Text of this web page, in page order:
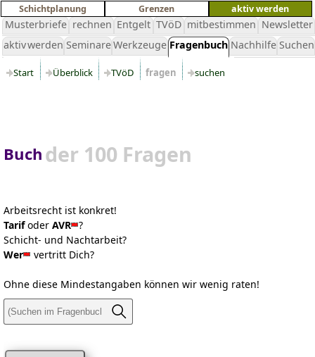
Schichtplanung Grenzen aktiv werden
Musterbriefe rechnen Entgelt TVöD mitbestimmen Newsletter
aktiv werden SeminareWerkzeuge Fragenbuch Nachhilfe Suchen
Start Überblick TVöD fragen suchen
Buchder 100 Fragen
Arbeitsrecht ist konkret!
Tarifoder AVR ?
Schicht- und Nachtarbeit?
Wer
vertritt Dich?
Ohne diese Mindestangaben können wir wenig raten!